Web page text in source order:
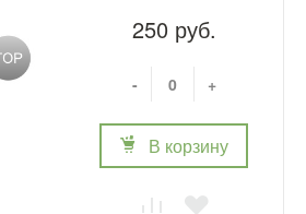
250 руб.
- +
В корзину